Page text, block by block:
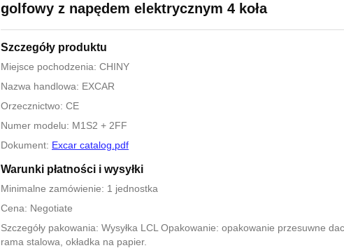
golfowy z napędem elektrycznym 4 koła
Szczegóły produktu
Miejsce pochodzenia: CHINY
Nazwa handlowa: EXCAR
Orzecznictwo: CE
Numer modelu: M1S2 + 2FF
Dokument: Excar catalog.pdf
Warunki płatności i wysyłki
Minimalne zamówienie: 1 jednostka
Cena: Negotiate
Szczegóły pakowania: Wysyłka LCL Opakowanie: opakowanie przesuwne
rama stalowa, okładka na papier.